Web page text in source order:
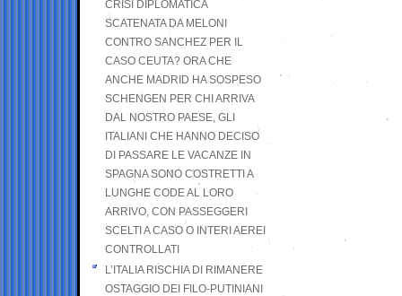
CRISI DIPLOMATICA
SCATENATA DA MELONI
CONTRO SANCHEZ PER IL
CASO CEUTA? ORA CHE
ANCHE MADRID HA SOSPESO
SCHENGEN PER CHI ARRIVA
DAL NOSTRO PAESE, GLI
ITALIANI CHE HANNO DECISO
DI PASSARE LE VACANZE IN
SPAGNA SONO COSTRETTI A
LUNGHE CODE AL LORO
ARRIVO, CON PASSEGGERI
SCELTI A CASO O INTERI AEREI
CONTROLLATI
L’ITALIA RISCHIA DI RIMANERE
OSTAGGIO DEI FILO-PUTINIANI